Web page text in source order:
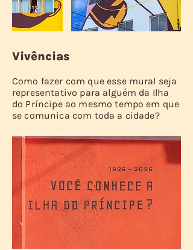
Vivências
Como fazer com que esse mural seja
representativo para alguém da Ilha
do Príncipe ao mesmo tempo em que
se comunica com toda a cidade?